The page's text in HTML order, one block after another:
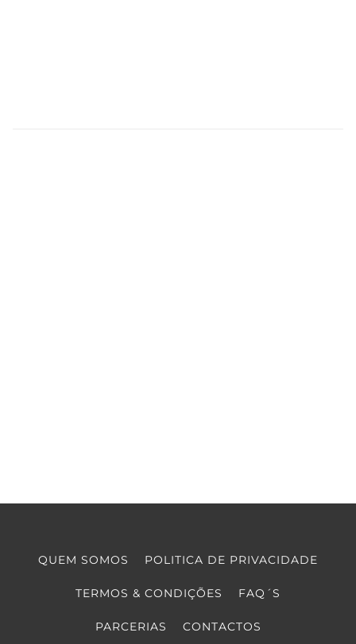
QUEM SOMOS POLITICA DE PRIVACIDADE
TERMOS & CONDIÇÕES FAQ´S
PARCERIAS CONTACTOS